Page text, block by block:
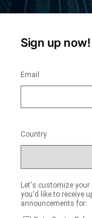
Sign up now!